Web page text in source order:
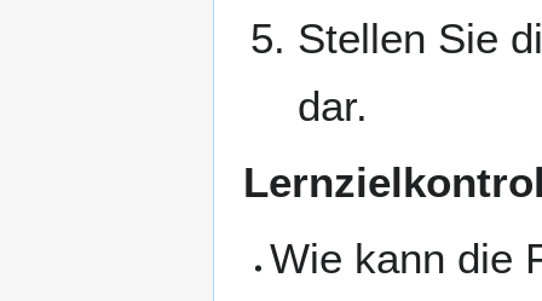
Stellen Sie
dar.
Wie kann die